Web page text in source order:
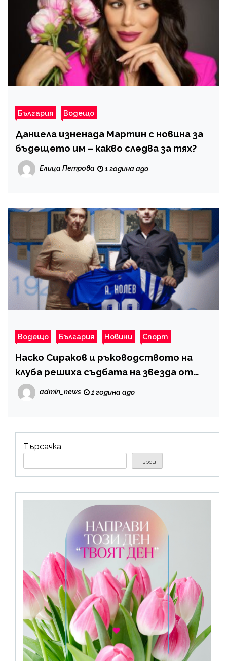
България Водещо
Даниела изненада Мартин с новина за
бъдещето им – какво следва за тях?
Елица Петрова 1 година ago
Водещо България Новини Спорт
Наско Сираков и ръководството на
клуба решиха съдбата на звезда от
„Левски“
admin_news 1 година ago
Търсачка
Търси